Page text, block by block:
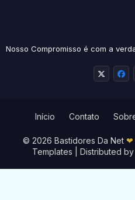
Nosso Compromisso é com a
© 2026 Bastidores Da Net ❤
Templates | Distributed by
Início Contato